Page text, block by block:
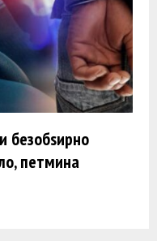
безобѕирно
петмина